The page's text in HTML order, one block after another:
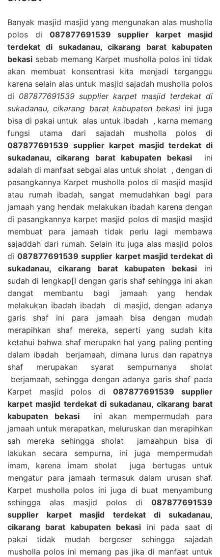
Banyak masjid masjid yang mengunakan alas musholla
polos di 087877691539 supplier karpet masjid
terdekat di sukadanau, cikarang barat kabupaten
bekasi sebab memang Karpet musholla polos ini tidak
akan membuat konsentrasi kita menjadi terganggu
karena selain alas untuk masjid sajadah musholla polos
di 087877691539 supplier karpet masjid terdekat di
sukadanau, cikarang barat kabupaten bekasi ini juga
bisa di pakai untuk alas untuk ibadah , karna memang
fungsi utama dari sajadah musholla polos di
087877691539 supplier karpet masjid terdekat di
sukadanau, cikarang barat kabupaten bekasi ini
adalah di manfaat sebgai alas untuk sholat , dengan di
pasangkannya Karpet musholla polos di masjid masjid
atau rumah ibadah, sangat memudahkan bagi para
jamaah yang hendak melakukan ibadah karena dengan
di pasangkannya karpet masjid polos di masjid masjid
membuat para jamaah tidak perlu lagi membawa
sajaddah dari rumah. Selain itu juga alas masjid polos
di087877691539 supplier karpet masjid terdekat di
sukadanau, cikarang barat kabupaten bekasi ini
sudah di lengkap[I dengan garis shaf sehingga ini akan
dangat membantu bagi jamaah yang hendak
melakukan ibadah ibadah di masjid, dengan adanya
garis shaf ini para jamaah bisa dengan mudah
merapihkan shaf mereka, seperti yang sudah kita
ketahui bahwa shaf merupakn hal yang paling penting
dalam ibadah berjamaah, dimana lurus dan rapatnya
shaf merupakan syarat sempurnanya sholat
berjamaah, sehingga dengan adanya garis shaf pada
Karpet masjid polos di 087877691539 supplier
karpet masjid terdekat di sukadanau, cikarang barat
kabupaten bekasi ini akan mempermudah para
jamaah untuk merapatkan, meluruskan dan merapihkan
sah mereka sehingga sholat jamaahpun bisa di
lakukan secara sempurna, ini juga mempermudah
imam, karena imam sholat juga bertugas untuk
mengatur para jamaah termasuk dalam urusan shaf.
Karpet musholla polos ini juga di buat menyambung
sehingga alas masjid polos di 087877691539
supplier karpet masjid terdekat di sukadanau,
cikarang barat kabupaten bekasi ini pada saat di
pakai tidak mudah bergeser sehingga sajadah
musholla polos ini memang pas jika di manfaat untuk